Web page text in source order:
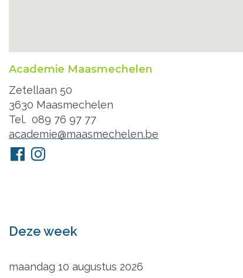
Academie Maasmechelen
Adres
Zetellaan 50
3630 Maasmechelen
Tel.
089 76 97 77
E-
mail
academie@maasmechelen.be
Volg
ons
FacebookInstagram
Deze week
maandag 10 augustus 2026